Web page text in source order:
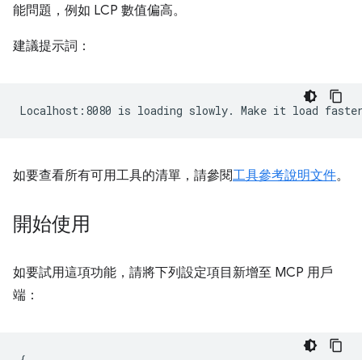
能問題，例如 LCP 數值偏高。
建議提示詞：
如要查看所有可用工具的清單，請參閱工具參考說明文件。
開始使用
如要試用這項功能，請將下列設定項目新增至 MCP 用戶
端：